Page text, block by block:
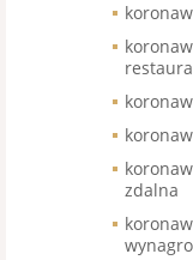
zdalna